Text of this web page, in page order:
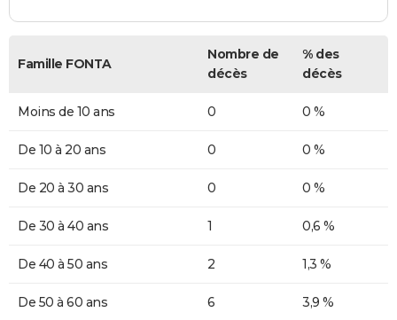
Famille FONTA
Nombre de
décès
% des
décès
Moins de 10 ans 0 0 %
De 10 à 20 ans 0 0 %
De 20 à 30 ans 0 0 %
De 30 à 40 ans 1 0,6 %
De 40 à 50 ans 2 1,3 %
De 50 à 60 ans 6 3,9 %